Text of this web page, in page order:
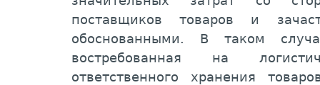
поставщиков товаров и
обоснованными. В таком
востребованная на
ответственного хранения